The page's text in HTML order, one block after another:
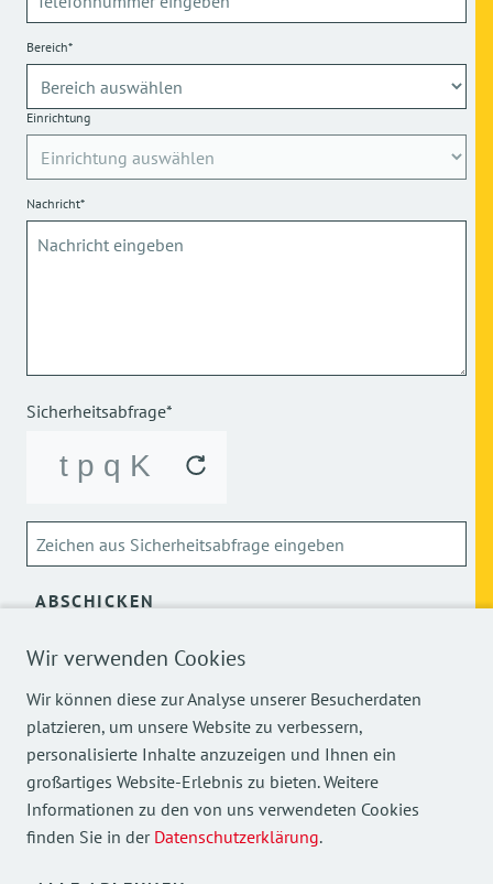
Wir verwenden Cookies
Wir können diese zur Analyse unserer Besucherdaten
platzieren, um unsere Website zu verbessern,
personalisierte Inhalte anzuzeigen und Ihnen ein
großartiges Website-Erlebnis zu bieten. Weitere
Informationen zu den von uns verwendeten Cookies
finden Sie in der Datenschutzerklärung.
Bereich*
Einrichtung
Nachricht*
Sicherheitsabfrage*
ABSCHICKEN
Über die Verarbeitung meiner personenbezogenen Daten
Mehr Einblicke in unsere Arbeit finden Sie auch auf
unseren Social Media Kanälen.